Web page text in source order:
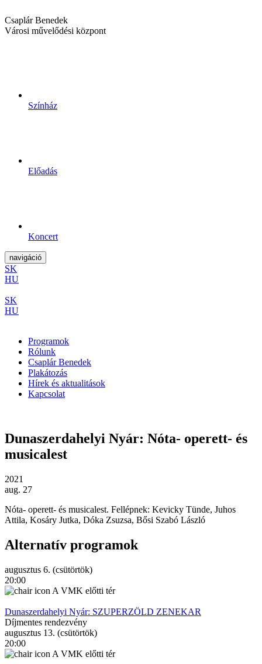
Csaplár Benedek
Városi művelődési központ
Színház
Előadás
Koncert
navigáció
SK
HU
SK
HU
Programok
Rólunk
Csaplár Benedek
Plakátozás
Hírek és aktualitások
Kapcsolat
Dunaszerdahelyi Nyár: Nóta- operett- és
musicalest
2021
aug. 27
Nóta- operett- és musicalest. Fellépnek: Kevicky Tünde, Juhos
Attila, Kosáry Jutka, Dóka Zsuzsa, Bősi Szabó László
Alternatív programok
augusztus 6. (csütörtök)
20:00
A VMK előtti tér
Dunaszerdahelyi Nyár: SZUPERZÖLD ZENEKAR
Díjmentes rendezvény
augusztus 13. (csütörtök)
20:00
A VMK előtti tér